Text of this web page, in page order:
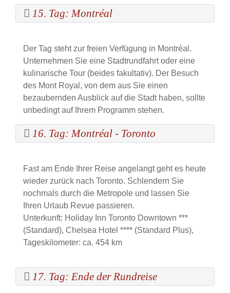
15. Tag: Montréal
Der Tag steht zur freien Verfügung in Montréal.
Unternehmen Sie eine Stadtrundfahrt oder eine
kulinarische Tour (beides fakultativ). Der Besuch
des Mont Royal, von dem aus Sie einen
bezaubernden Ausblick auf die Stadt haben, sollte
unbedingt auf Ihrem Programm stehen.
16. Tag: Montréal - Toronto
Fast am Ende Ihrer Reise angelangt geht es heute
wieder zurück nach Toronto. Schlendern Sie
nochmals durch die Metropole und lassen Sie
Ihren Urlaub Revue passieren.
Unterkunft: Holiday Inn Toronto Downtown ***
(Standard), Chelsea Hotel **** (Standard Plus),
Tageskilometer: ca. 454 km
17. Tag: Ende der Rundreise